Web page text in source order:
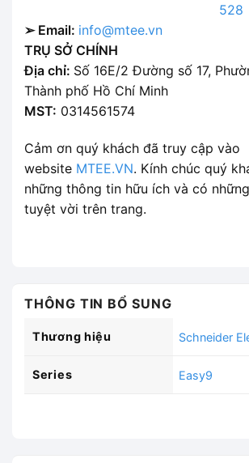
528
➢ Email: info@mtee.vn
TRỤ SỞ CHÍNH
Địa chỉ: Số 16E/2 Đường số 17,
Thành phố Hồ Chí Minh
MST: 0314561574
Cảm ơn quý khách đã truy cập vào
website MTEE.VN. Kính chúc quý
những thông tin hữu ích và có
tuyệt vời trên trang.
THÔNG TIN BỔ SUNG
Thương hiệu Schneider
Series Easy9